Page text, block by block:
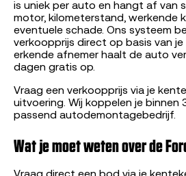
is uniek per auto en hangt af van
motor, kilometerstand, werkende
eventuele schade. Ons systeem
verkoopprijs direct op basis van je
erkende afnemer haalt de auto
dagen gratis op.
Vraag een verkoopprijs via je
uitvoering. Wij koppelen je binnen
passend autodemontagebedrijf.
Wat je moet weten over de